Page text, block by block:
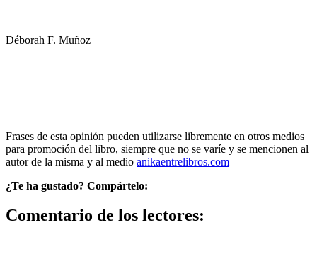
Déborah F. Muñoz
Frases de esta opinión pueden utilizarse libremente en otros medios
para promoción del libro, siempre que no se varíe y se mencionen al
autor de la misma y al medio anikaentrelibros.com
¿Te ha gustado? Compártelo:
Comentario de los lectores: